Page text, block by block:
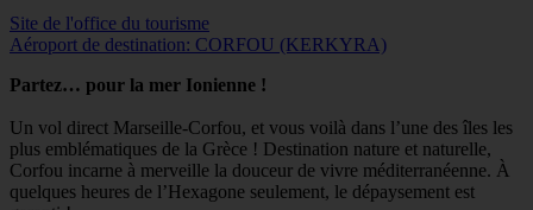
Site de l'office du tourisme
Aéroport de destination: CORFOU (KERKYRA)
Partez… pour la mer Ionienne !
Un vol direct Marseille-Corfou, et vous voilà dans l’une des îles les
plus emblématiques de la Grèce ! Destination nature et naturelle,
Corfou incarne à merveille la douceur de vivre méditerranéenne. À
quelques heures de l’Hexagone seulement, le dépaysement est